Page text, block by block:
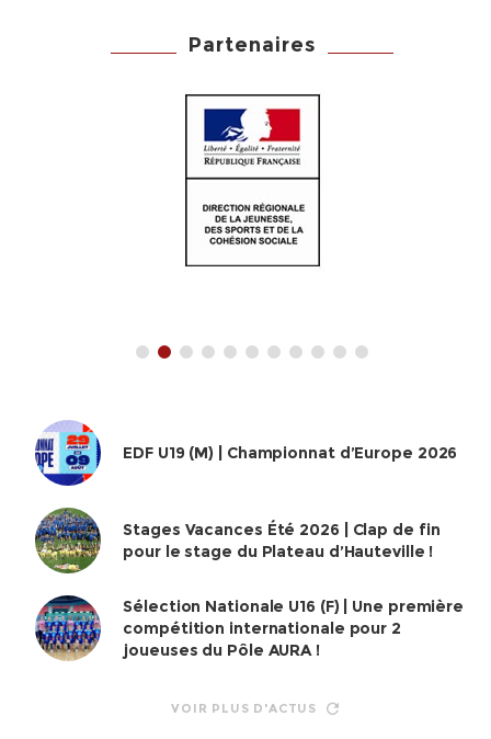
Partenaires
EDF U19 (M) | Championnat d’Europe 2026
Stages Vacances Été 2026 | Clap de fin
pour le stage du Plateau d’Hauteville !
Sélection Nationale U16 (F) | Une première
compétition internationale pour 2
joueuses du Pôle AURA !
VOIR PLUS D'ACTUS